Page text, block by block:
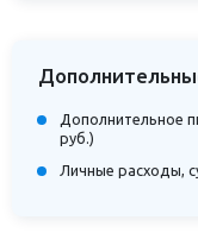
Дополнительное
руб.)
Личные расходы,